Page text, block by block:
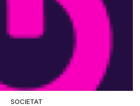
SOCIETAT